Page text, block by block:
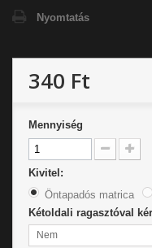
Nyomtatás
340 Ft
Mennyiség
Kivitel:
Öntapadós matrica
Kétoldali ragasztóval
Nem